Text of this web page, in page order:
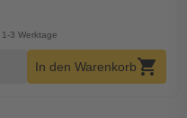
3 Werktage
Menge
In den Warenkorbshopping_cart